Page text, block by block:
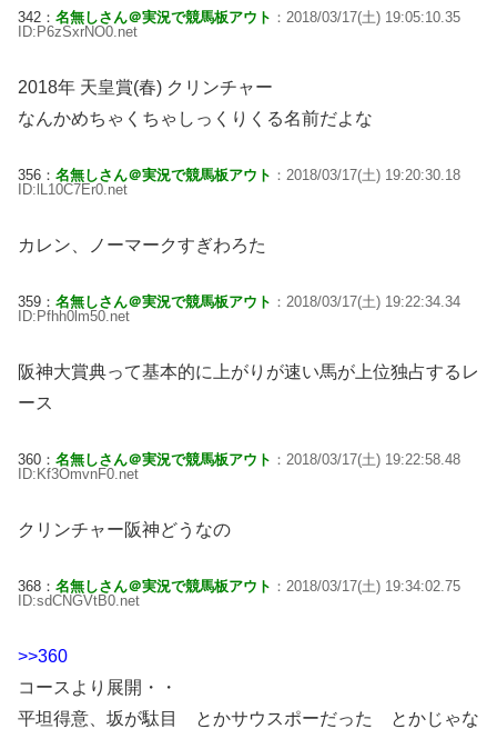
342： 名無しさん＠実況で競馬板アウト ：2018/03/17(土) 19:05:10.35
ID:P6zSxrNO0.net
2018年 天皇賞(春) クリンチャー
なんかめちゃくちゃしっくりくる名前だよな
356： 名無しさん＠実況で競馬板アウト ：2018/03/17(土) 19:20:30.18
ID:lL10C7Er0.net
カレン、ノーマークすぎわろた
359： 名無しさん＠実況で競馬板アウト ：2018/03/17(土) 19:22:34.34
ID:Pfhh0lm50.net
阪神大賞典って基本的に上がりが速い馬が上位独占するレ
ース
360： 名無しさん＠実況で競馬板アウト ：2018/03/17(土) 19:22:58.48
ID:Kf3OmvnF0.net
クリンチャー阪神どうなの
368： 名無しさん＠実況で競馬板アウト ：2018/03/17(土) 19:34:02.75
ID:sdCNGVtB0.net
>>360
コースより展開・・
平坦得意、坂が駄目 とかサウスポーだった とかじゃな